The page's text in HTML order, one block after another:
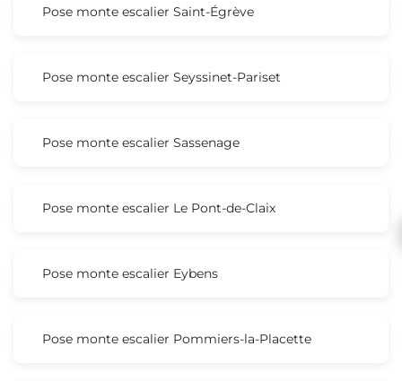
Pose monte escalier Saint-Égrève
Pose monte escalier Seyssinet-Pariset
Pose monte escalier Sassenage
Pose monte escalier Le Pont-de-Claix
Pose monte escalier Eybens
Pose monte escalier Pommiers-la-Placette